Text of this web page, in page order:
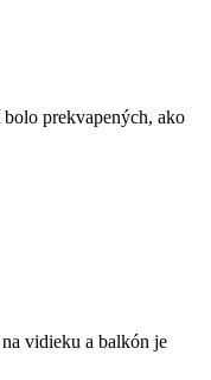
prekvapených, ako
vidieku a balkón je